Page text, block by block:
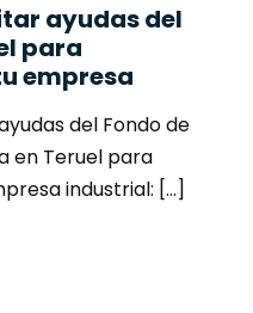
ayudas del
para
empresa
del Fondo de
en Teruel para
industrial: [...]